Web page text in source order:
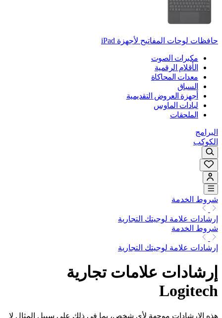
حافظات لوحات المفاتيح لأجهزة ‏iPad
مكبرات الصوت
الأقلام الرقمية
معدات المحاكاة
السباق
أجهزة العروض التقديمية
لبادات الماوس
الملحقات
البرامج
الكوكب
شروط الخدمة
إرشادات علامة لوجيتك التجارية
شروط الخدمة
إرشادات علامة لوجيتك التجارية
إرشادات علامات تجارية
Logitech
هذه الإرشادات موجهة لأي شخص، بما في ذلك على سبيل المثال لا